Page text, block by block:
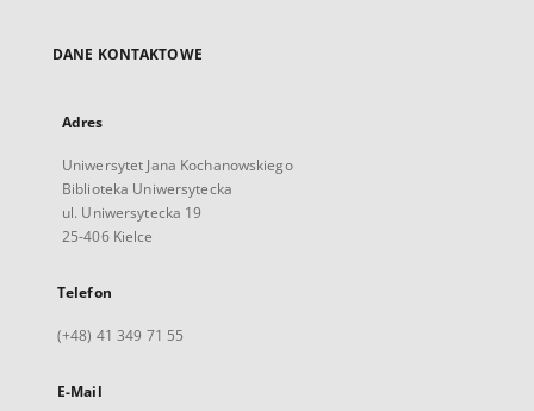
DANE KONTAKTOWE
Adres
Uniwersytet Jana Kochanowskiego
Biblioteka Uniwersytecka
ul. Uniwersytecka 19
25-406 Kielce
Telefon
(+48) 41 349 71 55
E-Mail